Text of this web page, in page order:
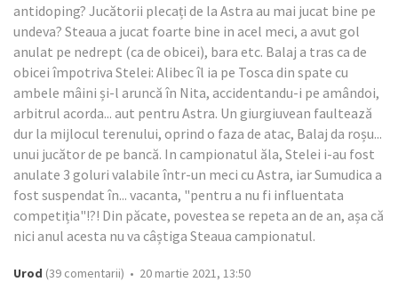
antidoping? Jucătorii plecați de la Astra au mai jucat bine pe
undeva? Steaua a jucat foarte bine in acel meci, a avut gol
anulat pe nedrept (ca de obicei), bara etc. Balaj a tras ca de
obicei împotriva Stelei: Alibec îl ia pe Tosca din spate cu
ambele mâini și-l aruncă în Nita, accidentandu-i pe amândoi,
arbitrul acorda... aut pentru Astra. Un giurgiuvean faultează
dur la mijlocul terenului, oprind o faza de atac, Balaj da roșu...
unui jucător de pe bancă. In campionatul ăla, Stelei i-au fost
anulate 3 goluri valabile într-un meci cu Astra, iar Sumudica a
fost suspendat în... vacanta, "pentru a nu fi influentata
competiția"!?! Din păcate, povestea se repeta an de an, așa că
nici anul acesta nu va câștiga Steaua campionatul.
Urod (39 comentarii) • 20 martie 2021, 13:50